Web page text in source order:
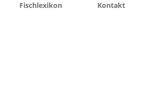
Fischlexikon Kontakt